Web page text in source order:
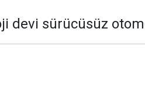
devi sürücüsüz